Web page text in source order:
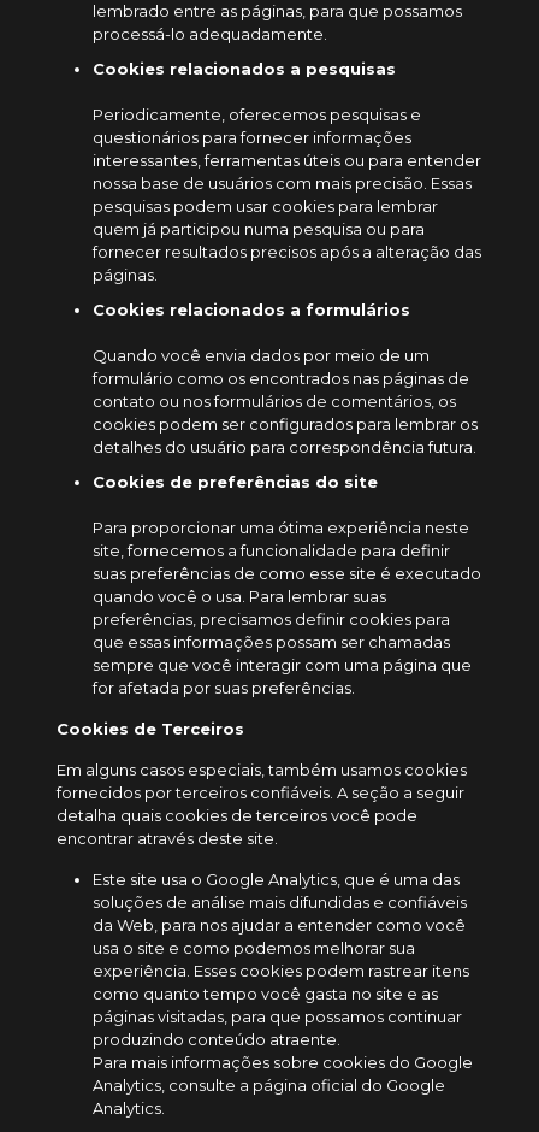
lembrado entre as páginas, para que possamos
processá-lo adequadamente.
Cookies relacionados a pesquisas
Periodicamente, oferecemos pesquisas e
questionários para fornecer informações
interessantes, ferramentas úteis ou para entender
nossa base de usuários com mais precisão. Essas
pesquisas podem usar cookies para lembrar
quem já participou numa pesquisa ou para
fornecer resultados precisos após a alteração das
páginas.
Cookies relacionados a formulários
Quando você envia dados por meio de um
formulário como os encontrados nas páginas de
contato ou nos formulários de comentários, os
cookies podem ser configurados para lembrar os
detalhes do usuário para correspondência futura.
Cookies de preferências do site
Para proporcionar uma ótima experiência neste
site, fornecemos a funcionalidade para definir
suas preferências de como esse site é executado
quando você o usa. Para lembrar suas
preferências, precisamos definir cookies para
que essas informações possam ser chamadas
sempre que você interagir com uma página que
for afetada por suas preferências.
Cookies de Terceiros
Em alguns casos especiais, também usamos cookies
fornecidos por terceiros confiáveis. A seção a seguir
detalha quais cookies de terceiros você pode
encontrar através deste site.
Este site usa o Google Analytics, que é uma das
soluções de análise mais difundidas e confiáveis ​​
da Web, para nos ajudar a entender como você
usa o site e como podemos melhorar sua
experiência. Esses cookies podem rastrear itens
como quanto tempo você gasta no site e as
páginas visitadas, para que possamos continuar
produzindo conteúdo atraente.
Para mais informações sobre cookies do Google
Analytics, consulte a página oficial do Google
Analytics.